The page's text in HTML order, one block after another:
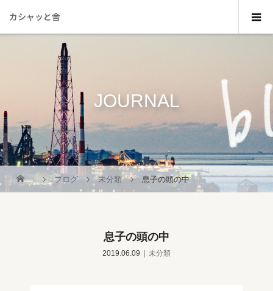
カシャッと舎
JOURNAL
_
ブログ 未分類 息子の頭の中
息子の頭の中
2019.06.09 未分類